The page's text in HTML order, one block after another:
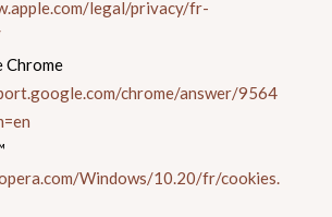
legal/privacy/fr-
Chrome
chrome/answer/9564
Windows/10.20/fr/cookies.